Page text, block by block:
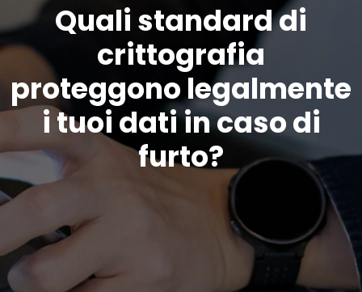
Quali standard di
crittografia
proteggono legalmente
i tuoi dati in caso di
furto?